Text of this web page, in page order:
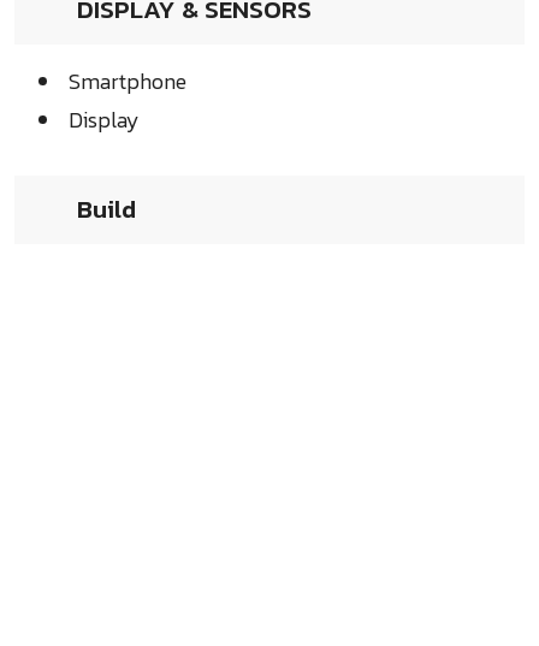
DISPLAY & SENSORS
Smartphone
Display
Build